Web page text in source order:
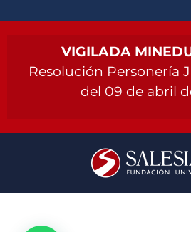
VIGILADA
Resolución Personería
del 09 de abril